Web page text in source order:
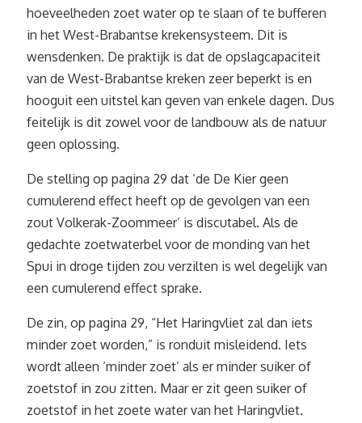
hoeveelheden zoet water op te slaan of te bufferen
in het West-Brabantse krekensysteem. Dit is
wensdenken. De praktijk is dat de opslagcapaciteit
van de West-Brabantse kreken zeer beperkt is en
hooguit een uitstel kan geven van enkele dagen. Dus
feitelijk is dit zowel voor de landbouw als de natuur
geen oplossing.
De stelling op pagina 29 dat ‘de De Kier geen
cumulerend effect heeft op de gevolgen van een
zout Volkerak-Zoommeer’ is discutabel. Als de
gedachte zoetwaterbel voor de monding van het
Spui in droge tijden zou verzilten is wel degelijk van
een cumulerend effect sprake.
De zin, op pagina 29, “Het Haringvliet zal dan iets
minder zoet worden,” is ronduit misleidend. Iets
wordt alleen ‘minder zoet’ als er minder suiker of
zoetstof in zou zitten. Maar er zit geen suiker of
zoetstof in het zoete water van het Haringvliet.